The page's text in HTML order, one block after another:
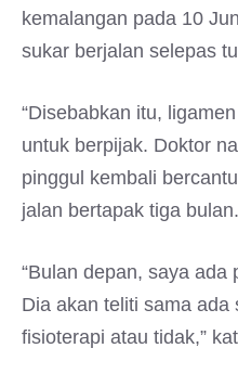
kemalangan pada 10
sukar berjalan selepas
“Disebabkan itu,
untuk berpijak. Doktor
pinggul kembali
jalan bertapak tiga bulan.
“Bulan depan, saya ada
Dia akan teliti sama ada
fisioterapi atau tidak,”